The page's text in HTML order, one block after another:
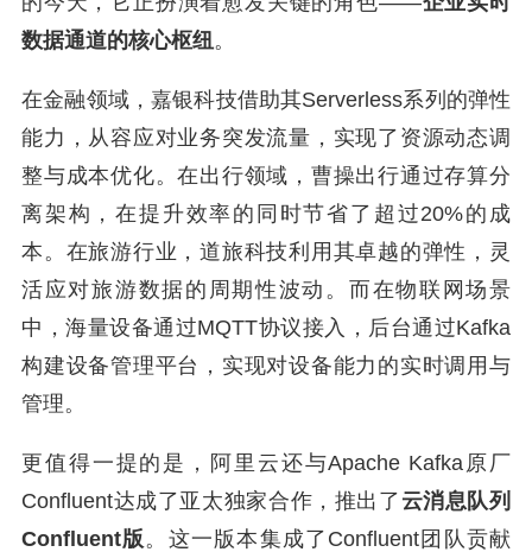
数据通道的核心枢纽。
在金融领域，嘉银科技借助其Serverless系列的弹性
能力，从容应对业务突发流量，实现了资源动态调
整与成本优化。在出行领域，曹操出行通过存算分
离架构，在提升效率的同时节省了超过20%的成
本。在旅游行业，道旅科技利用其卓越的弹性，灵
活应对旅游数据的周期性波动。而在物联网场景
中，海量设备通过MQTT协议接入，后台通过Kafka
构建设备管理平台，实现对设备能力的实时调用与
管理。
更值得一提的是，阿里云还与Apache Kafka原厂
Confluent达成了亚太独家合作，推出了 云消息队列
Confluent版。这一版本集成了Confluent团队贡献